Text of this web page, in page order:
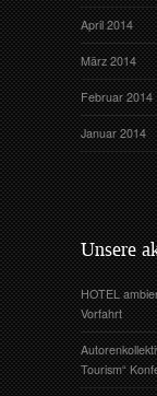
April 2014
März 2014
Februar 2014
Januar 2014
Unsere
HOTEL
Vorfahrt
Tourism“